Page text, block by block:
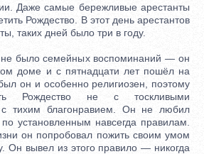
Даже самые бережливые арестанты
Рождество. В этот день арестантов
таких дней было три в году.
было семейных воспоминаний — он
доме и с пятнадцати лет пошёл на
он и особенно религиозен, поэтому
Рождество не с тоскливыми
тихим благонравием. Он не любил
установленным навсегда правилам.
он попробовал пожить своим умом
Он вывел из этого правило — никогда